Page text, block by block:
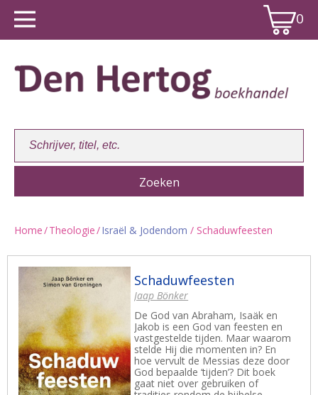
0
Home/Theologie/Israël & Jodendom / Schaduwfeesten
Schaduwfeesten
Jaap Bönker
De God van Abraham, Isaäk en
Jakob is een God van feesten en
vastgestelde tijden. Maar waarom
stelde Hij die momenten in? En
hoe vervult de Messias deze door
God bepaalde ‘tijden’? Dit boek
gaat niet over gebruiken of